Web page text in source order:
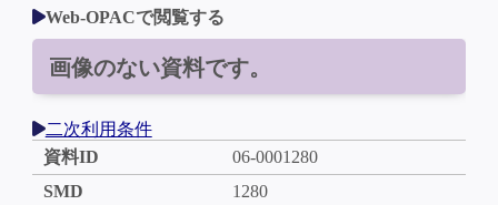
Web-OPACで閲覧する
画像のない資料です。
二次利用条件
資料ID
06-0001280
SMD
1280